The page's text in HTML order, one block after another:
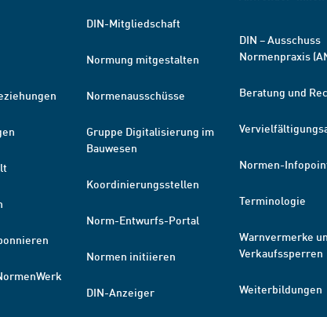
DIN-Mitgliedschaft
Normung mitgestalten
Normenausschüsse
Gruppe Digitalisierung im
Bauwesen
Koordinierungsstellen
Norm-Entwurfs-Portal
Normen initiieren
DIN-Anzeiger
DIN – Ausschuss
Normenpraxis
Beratung und
Normen-
Terminologie
Warnvermerke
Verkaufssperren
Weiterbildungen